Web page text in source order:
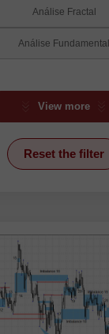
Análise Fractal
Análise Fundamental
Análise de Candlestick
Análise de Ondas
Criptomoedas
Forex video reviews
Indicador Ichimoku
Linha de Tendência
Mercado de Ações
View more
Reset the filter